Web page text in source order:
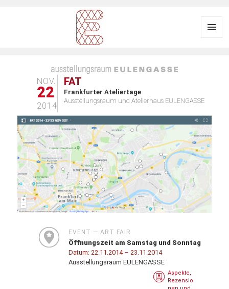
EULENGASSE
NOV.
22
2014
FAT
Frankfurter Ateliertage
Ausstellungsraum und Atelierhaus EULENGASSE
EVENT — ART FAIR
Öffnungszeit am Samstag und Sonntag
Datum: 22.11.2014 – 23.11.2014
Ausstellungsraum EULENGASSE
Aspekte,
Rezensio